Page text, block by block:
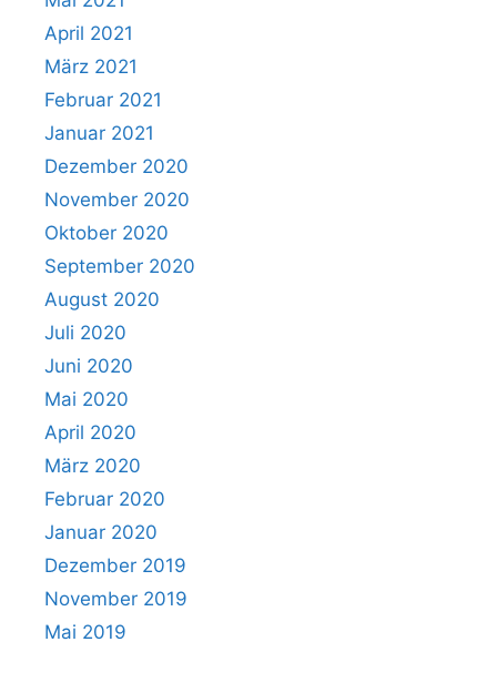
April 2021
März 2021
Februar 2021
Januar 2021
Dezember 2020
November 2020
Oktober 2020
September 2020
August 2020
Juli 2020
Juni 2020
Mai 2020
April 2020
März 2020
Februar 2020
Januar 2020
Dezember 2019
November 2019
Mai 2019